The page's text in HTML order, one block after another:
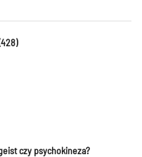
czy psychokineza?